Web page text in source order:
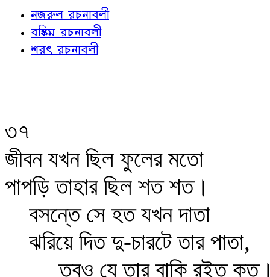
নজরুল রচনাবলী
বঙ্কিম রচনাবলী
শরৎ রচনাবলী
৩৭
জীবন যখন ছিল ফুলের মতো
পাপড়ি তাহার ছিল শত শত।
বসন্তে সে হত যখন দাতা
ঝরিয়ে দিত দু-চারটে তার পাতা,
তবুও যে তার বাকি রইত